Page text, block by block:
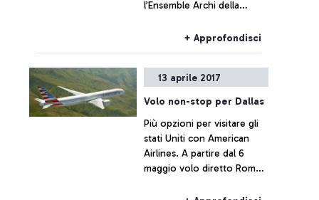
l’Ensemble Archi della
concerto straordinario del
Maestro Antonio Pappano
+ Approfondisci
13 aprile 2017
Volo non-stop per Dallas
Più opzioni per visitare gli
stati Uniti con American
Airlines. A partire dal 6
maggio volo diretto Roma -